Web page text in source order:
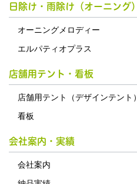
日除け・雨除け（オーニング）
オーニングメロディー
エルパティオプラス
店舗用テント・看板
店舗用テント（デザインテント）
看板
会社案内・実績
会社案内